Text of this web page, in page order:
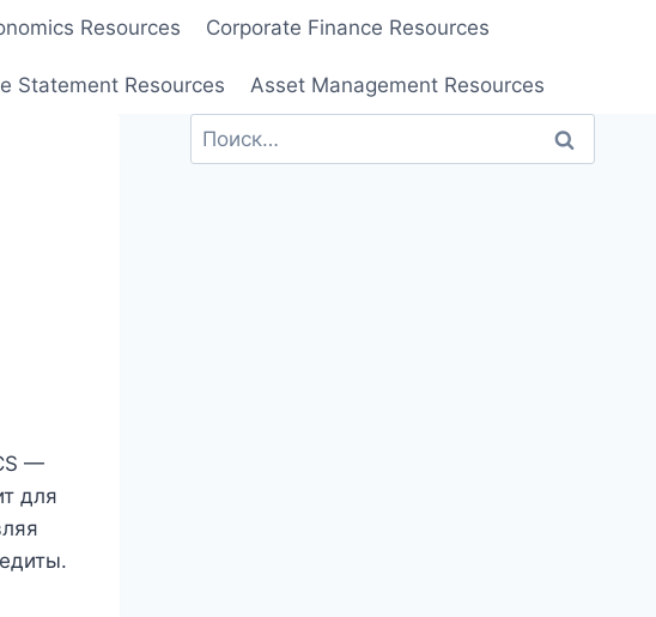
Resources Corporate Finance Resources
Statement Resources Asset Management Resources
—
для
Найти: